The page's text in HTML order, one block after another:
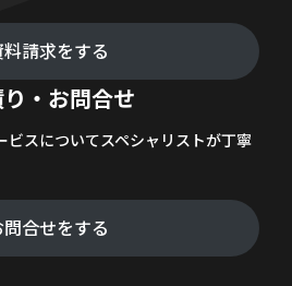
料請求をする
・お問合せ
ビスについてスペシャリストが丁寧
問合せをする